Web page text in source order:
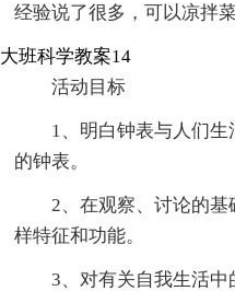
经验说了很多，可以凉拌
大班科学教案14
活动目标
1、明白钟表与人们
的钟表。
2、在观察、讨论的
样特征和功能。
3、对有关自我生活中